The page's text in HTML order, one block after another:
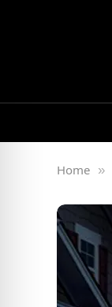
Home »